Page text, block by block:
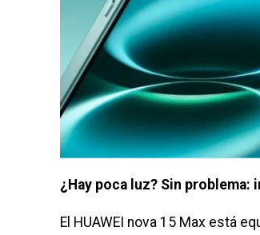
¿Hay poca luz? Sin problema:
El HUAWEI nova 15 Max está